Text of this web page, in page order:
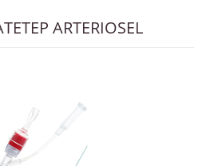
ARTERIOSEL